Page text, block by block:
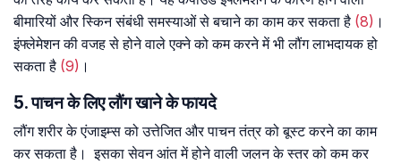
बीमारियों और स्किन संबंधी समस्याओं से बचाने का काम कर सकता है (8) ।
इंफ्लेमेशन की वजह से होने वाले एक्ने को कम करने में भी लौंग लाभदायक हो
सकता है (9) ।
5. पाचन के लिए लौंग खाने के फायदे
लौंग शरीर के एंजाइम्स को उत्तेजित और पाचन तंत्र को बूस्ट करने का काम
कर सकता है। इसका सेवन आंत में होने वाली जलन के स्तर को कम कर